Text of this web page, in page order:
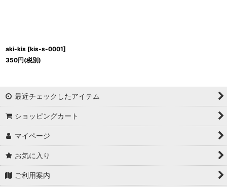
aki-kis [kis-s-0001]
350円(税別)
最近チェックしたアイテム
ショッピングカート
マイページ
お気に入り
ご利用案内